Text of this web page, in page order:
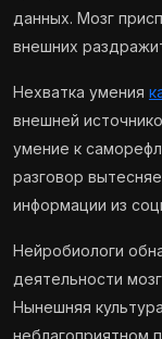
данных. Мозг
внешних
Нехватка умения
внешней
умение к
разговор
информации из
Нейробиологи
деятельности
Нынешняя
неблагоприятном